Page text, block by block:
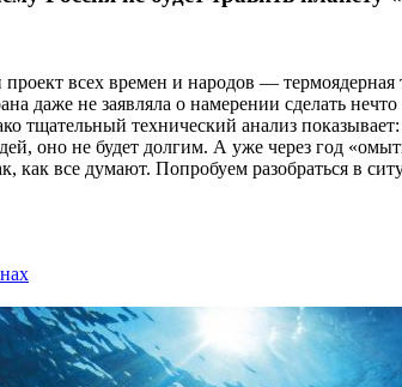
всех времен и народов — термоядерная
даже не заявляла о намерении сделать
тщательный технический анализ
оно не будет долгим. А уже через год
как все думают. Попробуем разобраться в